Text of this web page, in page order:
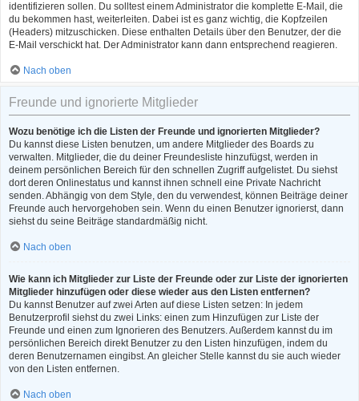
identifizieren sollen. Du solltest einem Administrator die komplette E-Mail, die
du bekommen hast, weiterleiten. Dabei ist es ganz wichtig, die Kopfzeilen
(Headers) mitzuschicken. Diese enthalten Details über den Benutzer, der die
E-Mail verschickt hat. Der Administrator kann dann entsprechend reagieren.
Nach oben
Freunde und ignorierte Mitglieder
Wozu benötige ich die Listen der Freunde und ignorierten Mitglieder?
Du kannst diese Listen benutzen, um andere Mitglieder des Boards zu
verwalten. Mitglieder, die du deiner Freundesliste hinzufügst, werden in
deinem persönlichen Bereich für den schnellen Zugriff aufgelistet. Du siehst
dort deren Onlinestatus und kannst ihnen schnell eine Private Nachricht
senden. Abhängig von dem Style, den du verwendest, können Beiträge deiner
Freunde auch hervorgehoben sein. Wenn du einen Benutzer ignorierst, dann
siehst du seine Beiträge standardmäßig nicht.
Nach oben
Wie kann ich Mitglieder zur Liste der Freunde oder zur Liste der ignorierten
Mitglieder hinzufügen oder diese wieder aus den Listen entfernen?
Du kannst Benutzer auf zwei Arten auf diese Listen setzen: In jedem
Benutzerprofil siehst du zwei Links: einen zum Hinzufügen zur Liste der
Freunde und einen zum Ignorieren des Benutzers. Außerdem kannst du im
persönlichen Bereich direkt Benutzer zu den Listen hinzufügen, indem du
deren Benutzernamen eingibst. An gleicher Stelle kannst du sie auch wieder
von den Listen entfernen.
Nach oben